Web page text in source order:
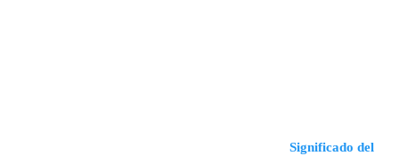
Significado del